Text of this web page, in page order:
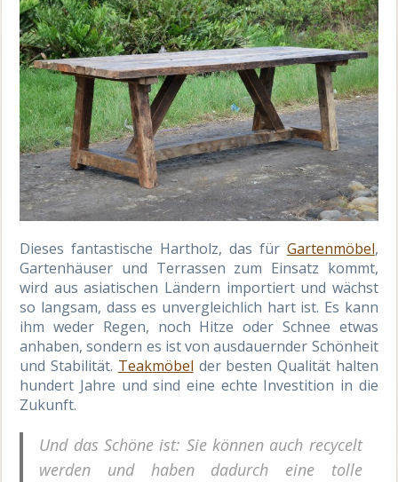
Dieses fantastische Hartholz, das für Gartenmöbel,
Gartenhäuser und Terrassen zum Einsatz kommt,
wird aus asiatischen Ländern importiert und wächst
so langsam, dass es unvergleichlich hart ist. Es kann
ihm weder Regen, noch Hitze oder Schnee etwas
anhaben, sondern es ist von ausdauernder Schönheit
und Stabilität. Teakmöbel der besten Qualität halten
hundert Jahre und sind eine echte Investition in die
Zukunft.
Und das Schöne ist: Sie können auch recycelt
werden und haben dadurch eine tolle